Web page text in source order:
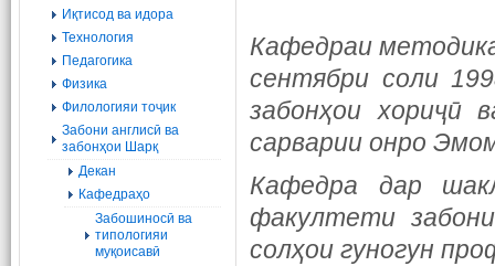
Иқтисод ва идора
Технология
Педагогика
Физика
Филологияи тоҷик
Забони англисӣ ва
забонҳои Шарқ
Декан
Кафедраҳо
Забошиносӣ ва
типологияи
муқоисавӣ
Кафедраи
сентябри соли
забонҳои
сарварии онро
Кафедра дар
факултети
солҳои гуногун